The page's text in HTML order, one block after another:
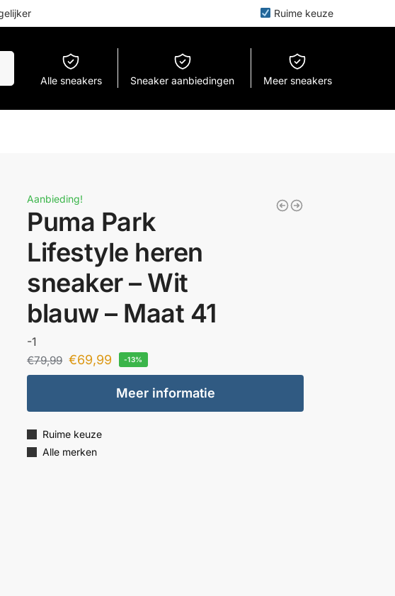
Ruime keuze
Alle sneakers Sneaker aanbiedingen Meer sneakers
Aanbieding!
Puma Park
Lifestyle heren
sneaker – Wit
blauw – Maat 41
-1
€79,99 €69,99 -13%
Meer informatie
Ruime keuze
Alle merken